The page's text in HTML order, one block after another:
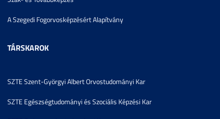
A Szegedi Fogorvosképzésért Alapítvány
TÁRSKAROK
SZTE Szent-Györgyi Albert Orvostudományi Kar
SZTE Egészségtudományi és Szociális Képzési Kar